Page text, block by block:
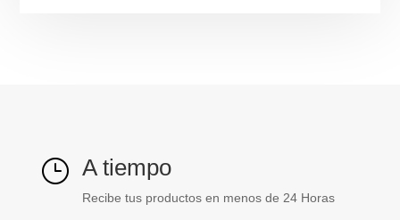
} A tiempo
Recibe tus productos en menos de 24 Horas